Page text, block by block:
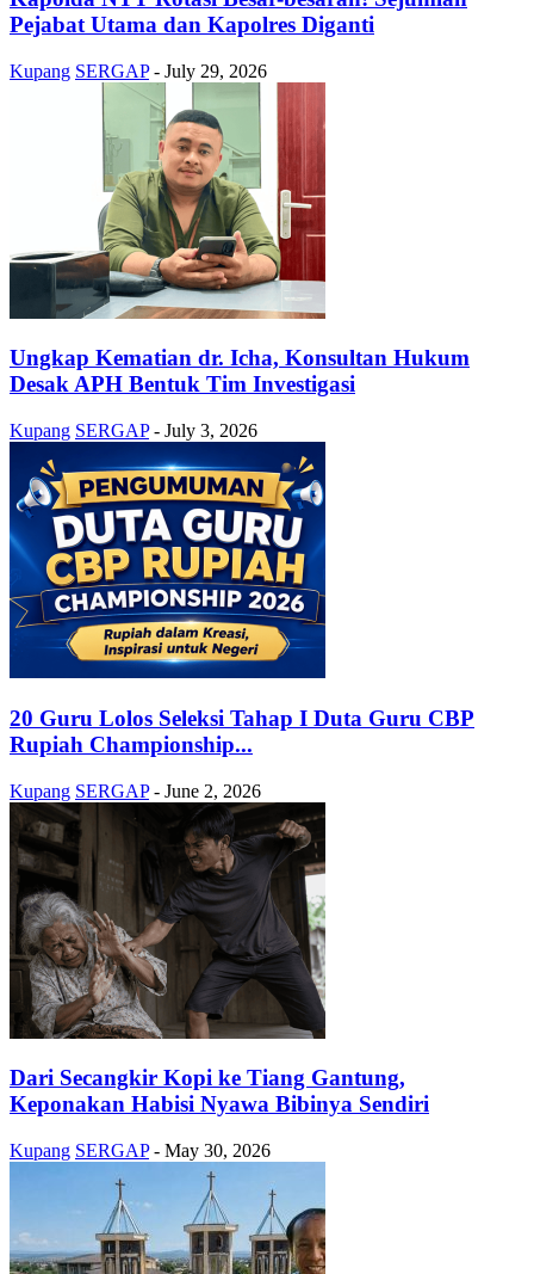
Pejabat Utama dan Kapolres Diganti
Kupang SERGAP - July 29, 2026
Ungkap Kematian dr. Icha, Konsultan Hukum
Desak APH Bentuk Tim Investigasi
Kupang SERGAP - July 3, 2026
20 Guru Lolos Seleksi Tahap I Duta Guru CBP
Rupiah Championship...
Kupang SERGAP - June 2, 2026
Dari Secangkir Kopi ke Tiang Gantung,
Keponakan Habisi Nyawa Bibinya Sendiri
Kupang SERGAP - May 30, 2026